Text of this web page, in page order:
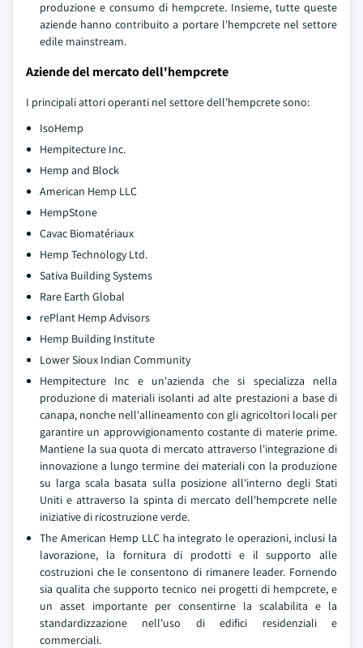
produzione e consumo di hempcrete. Insieme, tutte queste
aziende hanno contribuito a portare l'hempcrete nel settore
edile mainstream.
Aziende del mercato dell'hempcrete
I principali attori operanti nel settore dell'hempcrete sono:
IsoHemp
Hempitecture Inc.
Hemp and Block
American Hemp LLC
HempStone
Cavac Biomatériaux
Hemp Technology Ltd.
Sativa Building Systems
Rare Earth Global
rePlant Hemp Advisors
Hemp Building Institute
Lower Sioux Indian Community
Hempitecture Inc e un'azienda che si specializza nella
produzione di materiali isolanti ad alte prestazioni a base di
canapa, nonche nell'allineamento con gli agricoltori locali per
garantire un approvvigionamento costante di materie prime.
Mantiene la sua quota di mercato attraverso l'integrazione di
innovazione a lungo termine dei materiali con la produzione
su larga scala basata sulla posizione all'interno degli Stati
Uniti e attraverso la spinta di mercato dell'hempcrete nelle
iniziative di ricostruzione verde.
The American Hemp LLC ha integrato le operazioni, inclusi la
lavorazione, la fornitura di prodotti e il supporto alle
costruzioni che le consentono di rimanere leader. Fornendo
sia qualita che supporto tecnico nei progetti di hempcrete, e
un asset importante per consentirne la scalabilita e la
standardizzazione nell'uso di edifici residenziali e
commerciali.